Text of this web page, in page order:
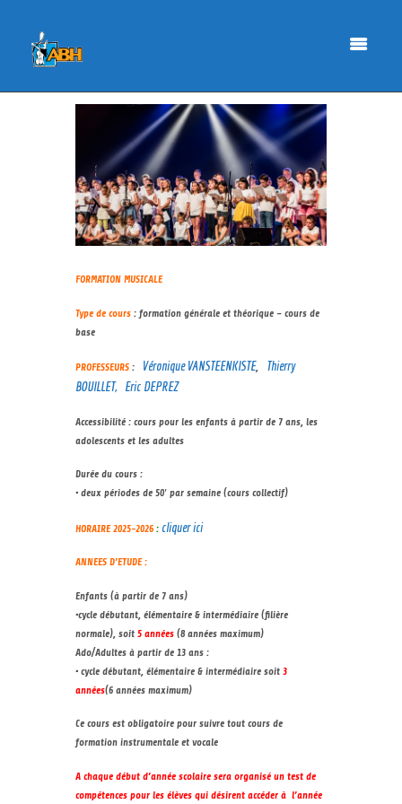
FORMATION MUSICALE
Type de cours : formation générale et théorique – cours de
base
PROFESSEURS : Véronique VANSTEENKISTE, Thierry
BOUILLET, Eric DEPREZ
Accessibilité : cours pour les enfants à partir de 7 ans, les
adolescents et les adultes
Durée du cours :
• deux périodes de 50′ par semaine (cours collectif)
HORAIRE 2025-2026 : cliquer ici
ANNEES D’ETUDE :
Enfants (à partir de 7 ans)
•cycle débutant, élémentaire & intermédiaire (filière
normale), soit 5 années (8 années maximum)
Ado/Adultes à partir de 13 ans :
• cycle débutant, élémentaire & intermédiaire soit 3
années(6 années maximum)
Ce cours est obligatoire pour suivre tout cours de
formation instrumentale et vocale
A chaque début d’année scolaire sera organisé un test de
compétences pour les élèves qui désirent accéder à l’année